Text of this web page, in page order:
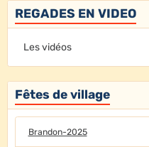
REGADES EN VIDEO
Les vidéos
Fêtes de village
Brandon-2025